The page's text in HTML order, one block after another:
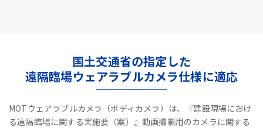
国土交通省の指定した
遠隔臨場ウェアラブルカメラ仕様に適応
MOTウェアラブルカメラ（ボディカメラ）は、『建設現場におけ
る遠隔臨場に関する実施要（案）』動画撮影用のカメラに関する